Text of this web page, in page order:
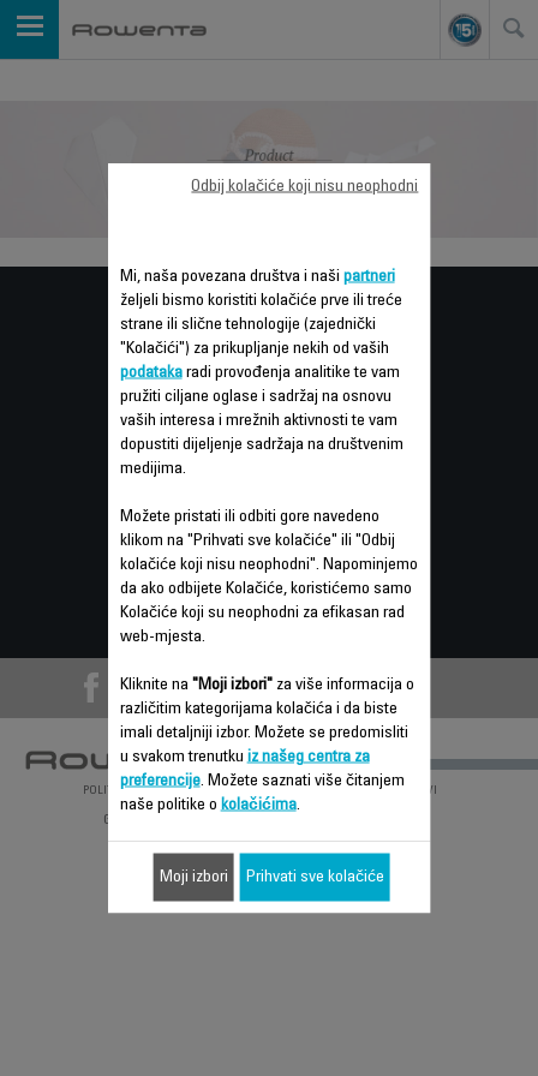
Servis za
POTROŠAČE
GARANCIJA
UPUTSTVA ZA UPOTREBU
ČESTA PITANJA
KONTAKTIRAJTE NAS
POLITIKA PRIVATNOSTI PRAVNI USLOVI
GROUPE SEB
INOVATORI
Mi, naša povezana društva i naši partneri
željeli bismo koristiti kolačiće prve ili treće
strane ili slične tehnologije (zajednički
"Kolačići") za prikupljanje nekih od vaših
podatakaradi provođenja analitike te vam
pružiti ciljane oglase i sadržaj na osnovu
vaših interesa i mrežnih aktivnosti te vam
dopustiti dijeljenje sadržaja na društvenim
medijima.
Možete pristati ili odbiti gore navedeno
klikom na "Prihvati sve kolačiće" ili "Odbij
kolačiće koji nisu neophodni". Napominjemo
da ako odbijete Kolačiće, koristićemo samo
Kolačiće koji su neophodni za efikasan rad
web-mjesta.
Kliknite na "Moji izbori"za više informacija o
različitim kategorijama kolačića i da biste
imali detaljniji izbor. Možete se predomisliti
u svakom trenutku iz našeg centra za
preferencije. Možete saznati više čitanjem
naše politike o kolačićima.
Odbij kolačiće koji nisu neophodni
Moji izbori Prihvati sve kolačiće